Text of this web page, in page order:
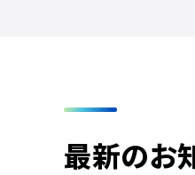
最新のお